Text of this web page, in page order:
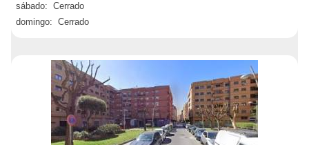
sábado: Cerrado
domingo: Cerrado